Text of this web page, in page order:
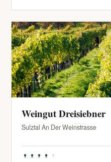
Weingut Dreisiebner
Sulztal An Der Weinstrasse